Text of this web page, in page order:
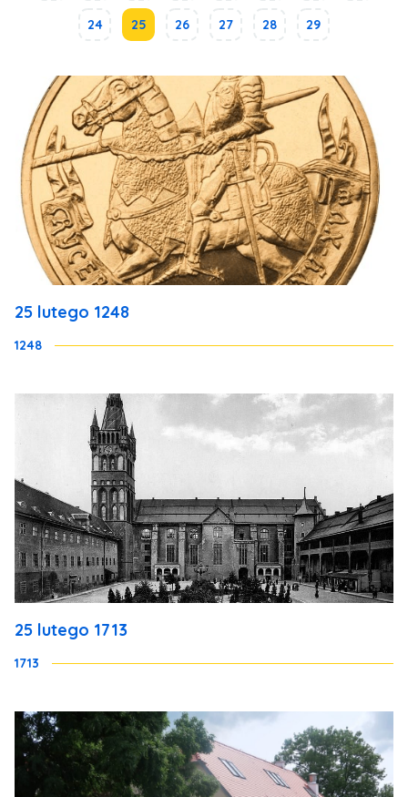
24 25 26 27 28 29
25 lutego 1248
1248
25 lutego 1713
1713